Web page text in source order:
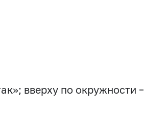
вверху по окружности –